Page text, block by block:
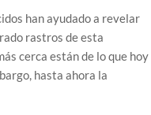
han ayudado a revelar
rastros de esta
cerca están de lo que hoy
hasta ahora la